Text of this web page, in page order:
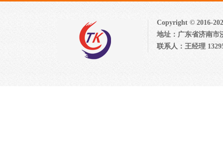
Copyright © 2016-
地址：广东省济南市
联系人：王经理